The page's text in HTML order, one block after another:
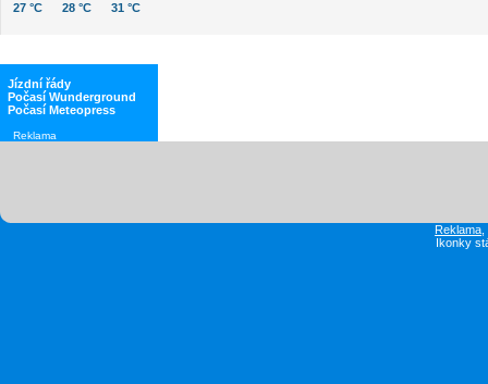
27 °C 28 °C 31 °C
Jízdní řády
Počasí Wunderground
Počasí Meteopress
Reklama
Reklama
Ikonky